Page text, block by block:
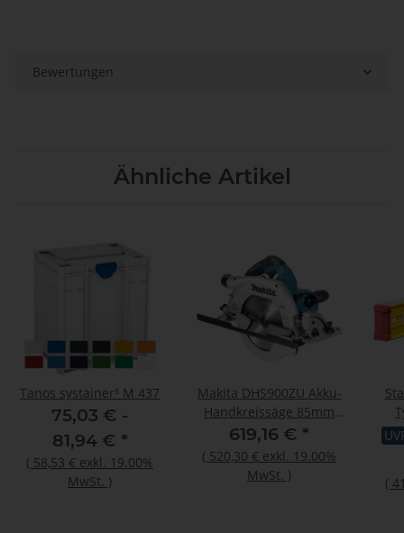
Bewertungen
Ähnliche Artikel
Tanos systainer³ M 437
75,03 € -
81,94 € *
( 58,53 € exkl. 19.00%
MwSt. )
Makita DHS900ZU Akku-
Handkreissäge 85mm
2x18V mit Bluetooth
(ohne Akku, ohne
Ladegerät)
619,16 € *
( 520,30 € exkl. 19.00%
MwSt. ) (